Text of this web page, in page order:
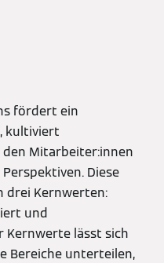
fördert ein
kultiviert
Mitarbeiter:innen
Diese
drei Kernwerten:
und
Kernwerte lässt sich
Bereiche unterteilen,